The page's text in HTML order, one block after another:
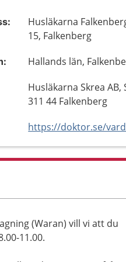
Husläkarna
15, Falkenberg
Hallands län,
Husläkarna Skrea AB,
311 44 Falkenberg
(Waran) vill vi att du
11.00.